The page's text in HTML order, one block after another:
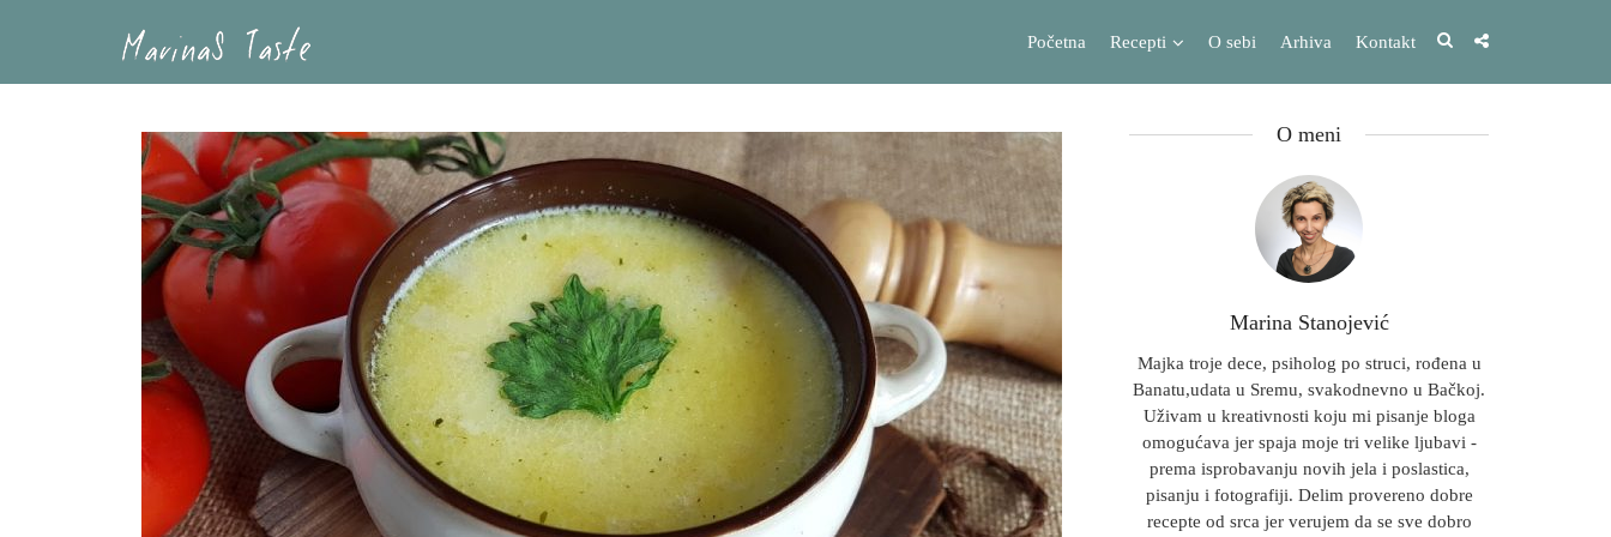
Početna Recepti O sebi Arhiva Kontakt
O meni
Marina Stanojević
Majka troje dece, psiholog po struci, rođena u
Banatu,udata u Sremu, svakodnevno u Bačkoj.
Uživam u kreativnosti koju mi pisanje bloga
omogućava jer spaja moje tri velike ljubavi -
prema isprobavanju novih jela i poslastica,
pisanju i fotografiji. Delim provereno dobre
recepte od srca jer verujem da se sve dobro